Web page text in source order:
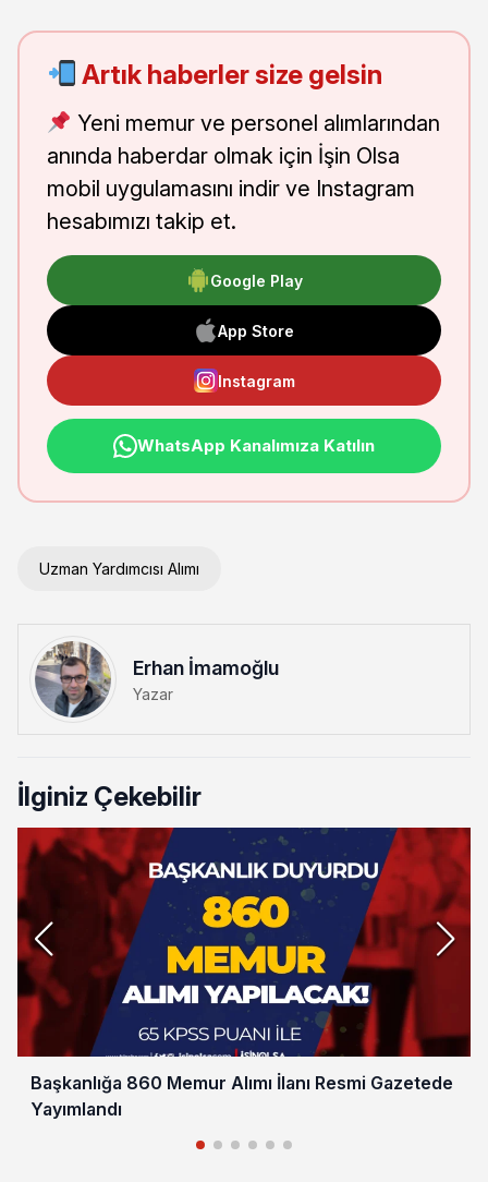
Artık haberler size gelsin
Yeni memur ve personel alımlarından
anında haberdar olmak için İşin Olsa
mobil uygulamasını indir ve Instagram
hesabımızı takip et.
Google Play
App Store
Instagram
WhatsApp Kanalımıza Katılın
Uzman Yardımcısı Alımı
Erhan İmamoğlu
Yazar
İlginiz Çekebilir
Başkanlığa 860 Memur Alımı İlanı Resmi Gazetede
Yayımlandı